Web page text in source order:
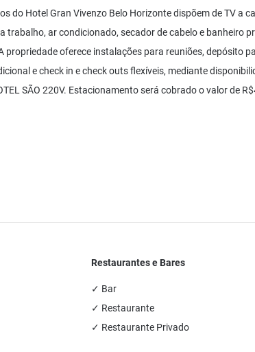
do Hotel Gran Vivenzo Belo Horizonte dispõem de TV a
trabalho, ar condicionado, secador de cabelo e banheiro
propriedade oferece instalações para reuniões, depósito
e check in e check outs flexíveis, mediante
SÃO 220V. Estacionamento será cobrado o valor de
Restaurantes e Bares
✓ Bar
✓ Restaurante
✓ Restaurante Privado